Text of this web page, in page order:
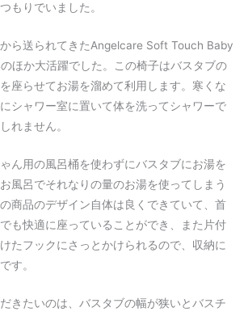
もりでいました。
ら送られてきたAngelcare Soft Touch Baby
ほか大活躍でした。この椅子はバスタブの
座らせてお湯を溜めて利用します。寒くな
シャワー室に置いて体を洗ってシャワーで
れません。
ん用の風呂桶を使わずにバスタブにお湯を
風呂でそれなりの量のお湯を使ってしまう
商品のデザイン自体は良くできていて、首
も快適に座っていることができ、また片付
たフックにさっとかけられるので、収納に
す。
きたいのは、バスタブの幅が狭いとバスチ